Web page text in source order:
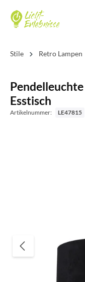
Stile Retro Lampen
Esstisch
Artikelnummer: LE47815